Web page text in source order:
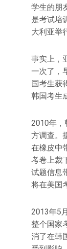
学生的朋
是考试培
大利亚举
事实上，
一次了，
国考生获
韩国考生
2010年，
方调查。
在橡皮中
考卷上裁
试题信息
将在美国
2013年5
整个国家
消了在韩